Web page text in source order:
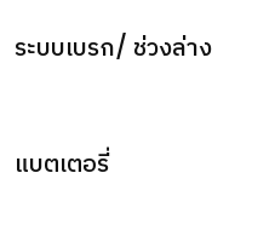
ระบบเบรก/ ช่วงล่าง
แบตเตอรี่